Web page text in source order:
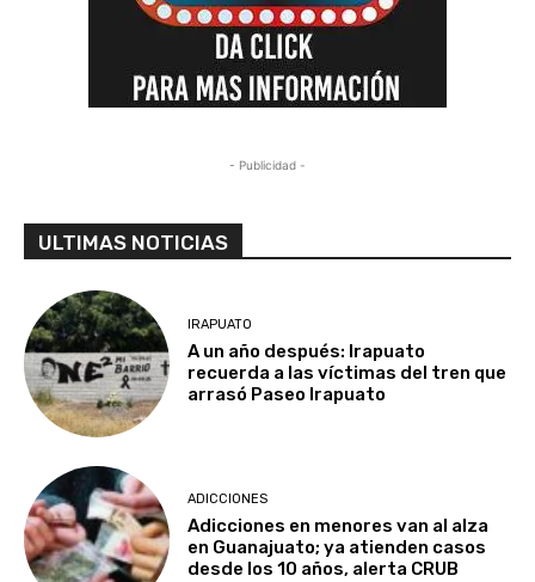
- Publicidad -
ULTIMAS NOTICIAS
IRAPUATO
A un año después: Irapuato
recuerda a las víctimas del tren que
arrasó Paseo Irapuato
ADICCIONES
Adicciones en menores van al alza
en Guanajuato; ya atienden casos
desde los 10 años, alerta CRUB